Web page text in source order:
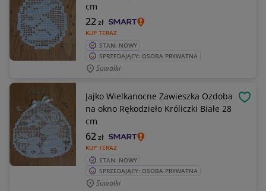
cm
KUP TERAZ
22zł
STAN: NOWY
SPRZEDAJĄCY: OSOBA PRYWATNA
Suwałki
Jajko Wielkanocne Zawieszka Ozdoba
na okno Rękodzieło Króliczki Białe 28
cm
KUP TERAZ
62zł
STAN: NOWY
SPRZEDAJĄCY: OSOBA PRYWATNA
Suwałki